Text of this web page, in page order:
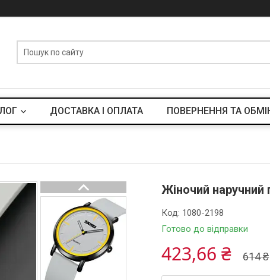
ДОСТАВКА І ОПЛАТА ПОВЕРНЕННЯ ТА
Жіночий наручний
Готово до відправки
Код: 1080-2198
614 ₴
423,66 ₴